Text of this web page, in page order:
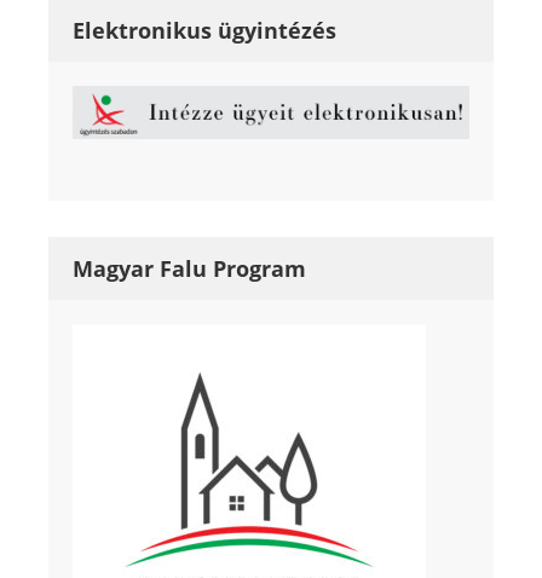
Elektronikus ügyintézés
Magyar Falu Program